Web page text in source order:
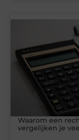
Waarom een
vergelijken je